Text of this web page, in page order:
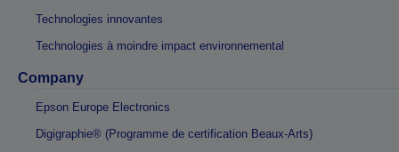
Technologies innovantes
Technologies à moindre impact environnemental
Company
Epson Europe Electronics
Digigraphie® (Programme de certification Beaux-Arts)